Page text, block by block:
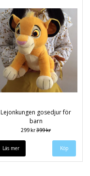
Lejonkungen gosedjur för
barn
299 kr399 kr
Läs mer